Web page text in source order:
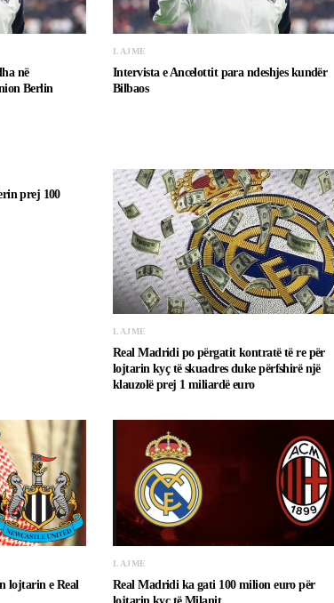
në
Berlin
LAJME
Intervista e Ancelottit para ndeshjes kundër
Bilbaos
prej 100
LAJME
Real Madridi po përgatit kontratë të re për
lojtarin kyç të skuadres duke përfshirë një
klauzolë prej 1 miliardë euro
lojtarin e Real
LAJME
Real Madridi ka gati 100 milion euro për